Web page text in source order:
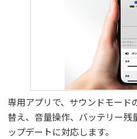
専用アプリで、サウンドモード
替え、音量操作、バッテリー
ップデートに対応します。